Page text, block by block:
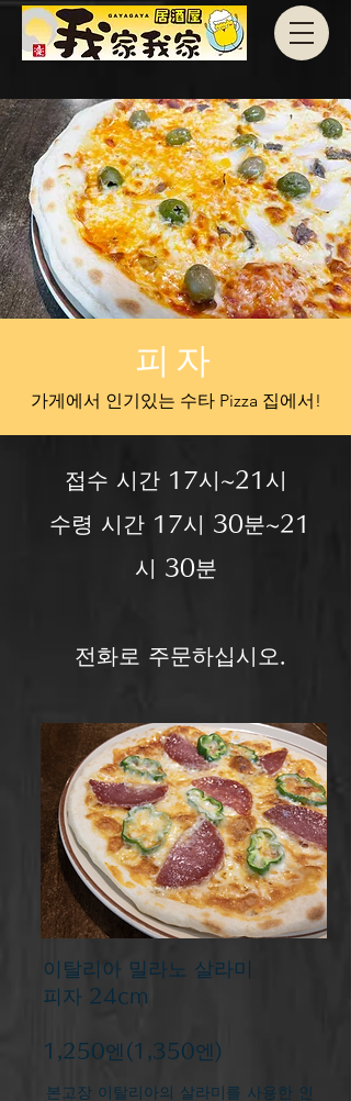
피자
가게에서 인기있는 수타 Pizza​ 집에서!
접수 시간 17시~21시
​ 수령 시간 17시 30분~21
시 30분
​ 전화로 주문하십시오.
이탈리아 밀라노 살라미
피자 24cm
​1,250엔(1,350엔)
본고장 이탈리아의 살라미를 사용한 인